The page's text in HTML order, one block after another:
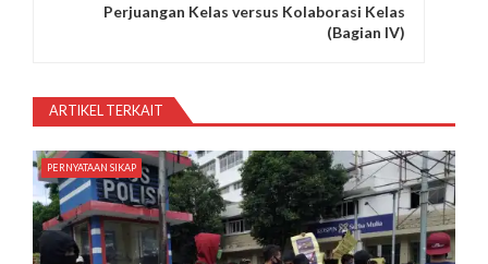
i
p
o
s
Perjuangan Kelas versus Kolaborasi Kelas
(Bagian IV)
ARTIKEL TERKAIT
PERNYATAAN SIKAP